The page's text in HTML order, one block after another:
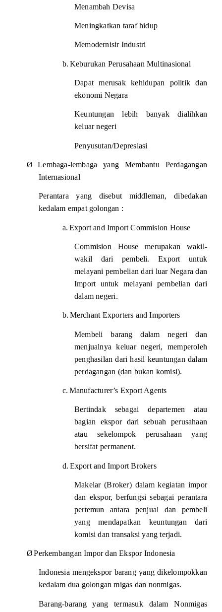
Menambah Devisa
Meningkatkan taraf hidup
Memodernisir Industri
b. Keburukan Perusahaan Multinasional
Dapat merusak kehidupan politik dan
ekonomi Negara
Keuntungan lebih banyak dialihkan
keluar negeri
Penyusutan/Depresiasi
Ø
Lembaga-lembaga yang Membantu Perdagangan
Internasional
Perantara yang disebut middleman, dibedakan
kedalam empat golongan :
a. Export and Import Commision House
Commision House merupakan wakil-
wakil dari pembeli. Export untuk
melayani pembelian dari luar Negara dan
Import untuk melayani pembelian dari
dalam negeri.
b. Merchant Exporters and Importers
Membeli barang dalam negeri dan
menjualnya keluar negeri, memperoleh
penghasilan dari hasil keuntungan dalam
perdagangan (dan bukan komisi).
c. Manufacturer’s Export Agents
Bertindak sebagai departemen atau
bagian ekspor dari sebuah perusahaan
atau sekelompok perusahaan yang
bersifat permanent.
d. Export and Import Brokers
Makelar (Broker) dalam kegiatan impor
dan ekspor, berfungsi sebagai perantara
pertemun antara penjual dan pembeli
yang mendapatkan keuntungan dari
komisi dan transaksi yang terjadi.
Ø Perkembangan Impor dan Ekspor Indonesia
Indonesiamengekspor barang yang dikelompokkan
kedalam dua golongan migas dan nonmigas.
Barang-barang yang termasuk dalam Nonmigas